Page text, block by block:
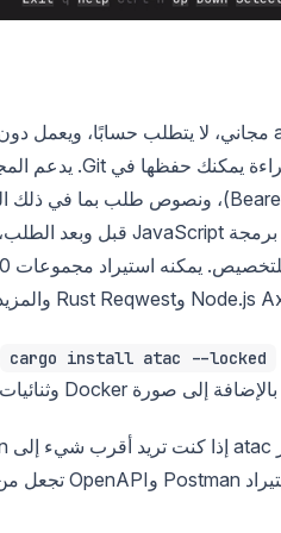
cargo install atac --locked